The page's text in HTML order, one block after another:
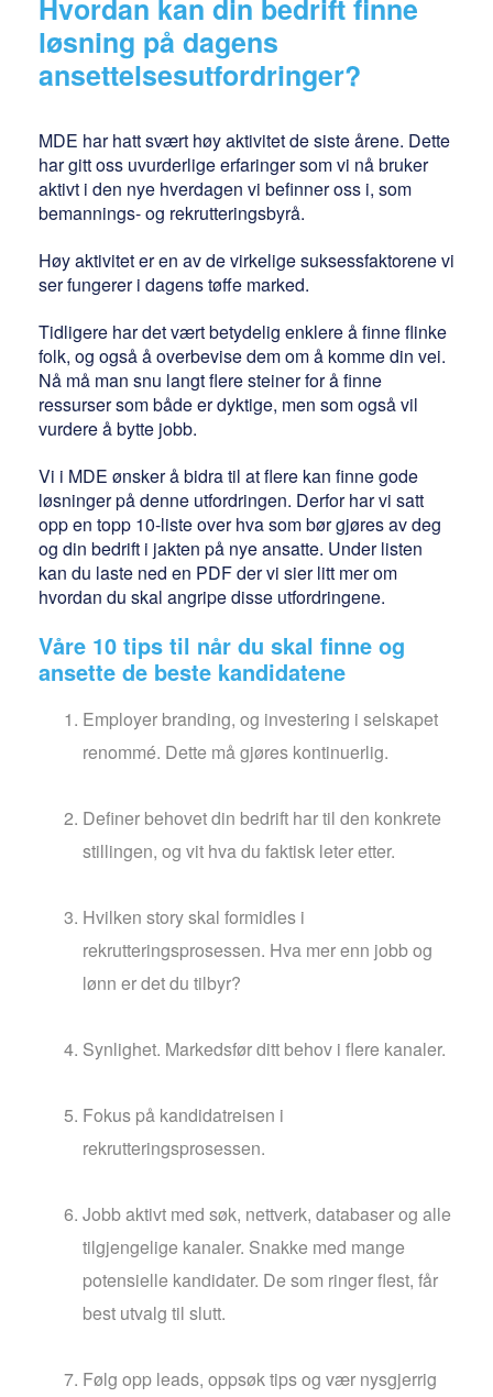
Hvordan kan din bedrift finne
løsning på dagens
ansettelsesutfordringer?
MDE har hatt svært høy aktivitet de siste årene. Dette
har gitt oss uvurderlige erfaringer som vi nå bruker
aktivt i den nye hverdagen vi befinner oss i, som
bemannings- og rekrutteringsbyrå.
Høy aktivitet er en av de virkelige suksessfaktorene vi
ser fungerer i dagens tøffe marked.
Tidligere har det vært betydelig enklere å finne flinke
folk, og også å overbevise dem om å komme din vei.
Nå må man snu langt flere steiner for å finne
ressurser som både er dyktige, men som også vil
vurdere å bytte jobb.
Vi i MDE ønsker å bidra til at flere kan finne gode
løsninger på denne utfordringen. Derfor har vi satt
opp en topp 10-liste over hva som bør gjøres av deg
og din bedrift i jakten på nye ansatte. Under listen
kan du laste ned en PDF der vi sier litt mer om
hvordan du skal angripe disse utfordringene.
Våre 10 tips til når du skal finne og
ansette de beste kandidatene
Employer branding, og investering i selskapet
renommé. Dette må gjøres kontinuerlig.
Definer behovet din bedrift har til den konkrete
stillingen, og vit hva du faktisk leter etter.
Hvilken story skal formidles i
rekrutteringsprosessen. Hva mer enn jobb og
lønn er det du tilbyr?
Synlighet. Markedsfør ditt behov i flere kanaler.
Fokus på kandidatreisen i
rekrutteringsprosessen.
Jobb aktivt med søk, nettverk, databaser og alle
tilgjengelige kanaler. Snakke med mange
potensielle kandidater. De som ringer flest, får
best utvalg til slutt.
Følg opp leads, oppsøk tips og vær nysgjerrig